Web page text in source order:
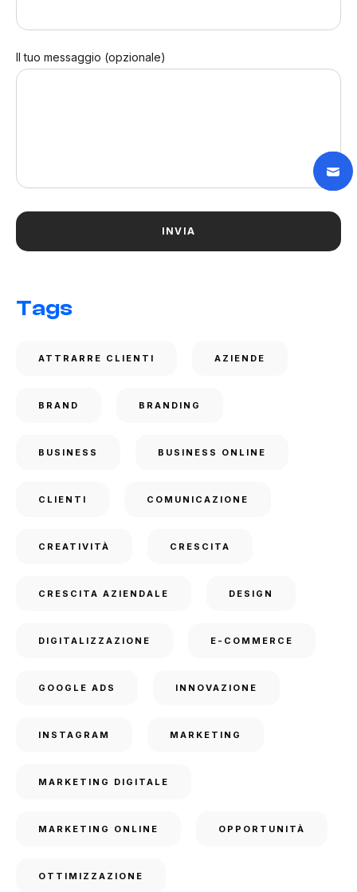
Il tuo messaggio (opzionale)
Tags
ATTRARRE CLIENTI AZIENDE
BRAND BRANDING
BUSINESS BUSINESS ONLINE
CLIENTI COMUNICAZIONE
CREATIVITÀ CRESCITA
CRESCITA AZIENDALE DESIGN
DIGITALIZZAZIONE E-COMMERCE
GOOGLE ADS INNOVAZIONE
INSTAGRAM MARKETING
MARKETING DIGITALE
MARKETING ONLINE OPPORTUNITÀ
OTTIMIZZAZIONE